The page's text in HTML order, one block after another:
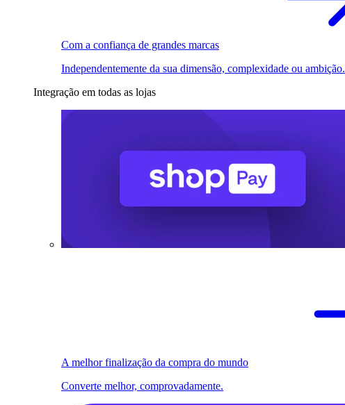
Com a confiança de grandes marcas
Independentemente da sua dimensão, complexidade ou ambição.
Integração em todas as lojas
A melhor finalização da compra do mundo
Converte melhor, comprovadamente.